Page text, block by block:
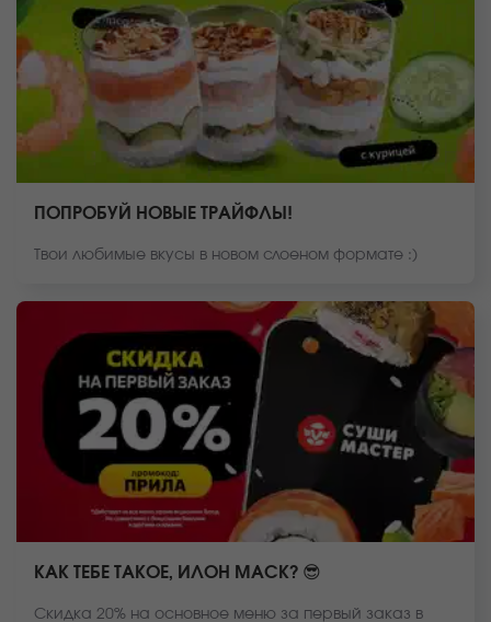
ПОПРОБУЙ НОВЫЕ ТРАЙФЛЫ!
Твои любимые вкусы в новом слоеном формате :)
КАК ТЕБЕ ТАКОЕ, ИЛОН МАСК? 😎
Скидка 20% на основное меню за первый заказ в